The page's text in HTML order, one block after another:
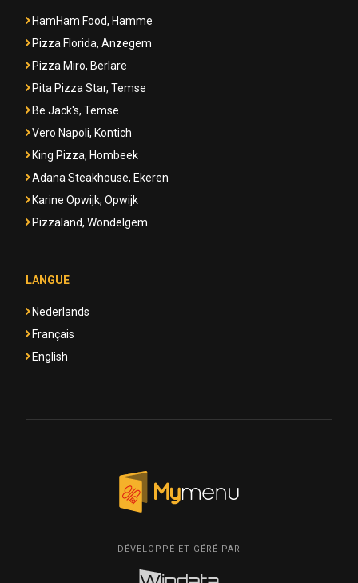
HamHam Food, Hamme
Pizza Florida, Anzegem
Pizza Miro, Berlare
Pita Pizza Star, Temse
Be Jack's, Temse
Vero Napoli, Kontich
King Pizza, Hombeek
Adana Steakhouse, Ekeren
Karine Opwijk, Opwijk
Pizzaland, Wondelgem
LANGUE
Nederlands
Français
English
DÉVELOPPÉ ET GÉRÉ PAR